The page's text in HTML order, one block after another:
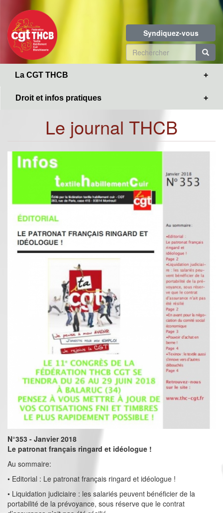
contenu
principal
Syndiquez-vous
Formulaire
de
La CGT THCB
Droit et infos pratiques
Le journal THCB
N°353 - Janvier 2018
Le patronat français ringard et idéologue !
Au sommaire:
• Editorial : Le patronat français ringard et idéologue !
• Liquidation judiciaire : les salariés peuvent bénéficier de la
portabilité de la prévoyance, sous réserve que le contrat